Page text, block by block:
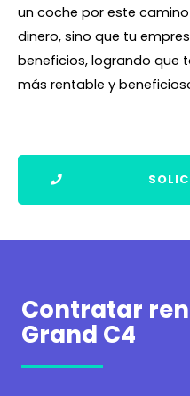
un coche por este
dinero, sino que tu
beneficios, logrando que
más rentable y
Contratar
Grand C4